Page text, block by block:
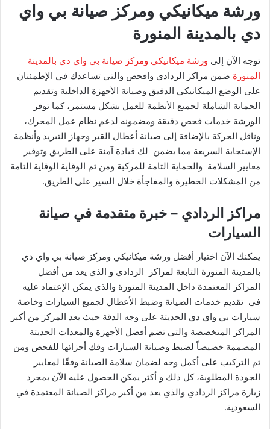
ورشة ميكانيكي ومركز صيانة بي واي
دي بالمدينة المنورة
توجه الآن إلى ورشة ميكانيكي ومركز صيانة بي واي دي بالمدينة
المنورة ضمن مراكز الردادي وافحص والتي تساعدك في الإطمئنان
على الوضع الميكانيكي الدقيق وصيانة الأجهزة الداخلية وتقديم
الحماية الشاملة لجميع الأنظمة للعمل بشكل مستمر، كما توفر
الورشة خدمات فحص دقيقة ومضمونه لدعم نظام عمل المحرك،
وناقل الحركة بالإضافة إلى صيانة أعطال القير وجهاز التبريد وأنظمة
الإستجابة السريعة مما يضمن لك قيادة آمنة على الطريق وتوفير
معايير السلامة والحماية التامة للمركبة ومن ثم الوقاية الوقاية التامة
من المشكلات الخطيرة والمفاجأة خلال السير على الطريق.
مراكز الردادي – خبرة متقدمة في صيانة
السيارات
يمكنك الآن اختيار أفضل ورشة ميكانيكي ومركز صيانة بي واي دي
بالمدينة المنورة التابعة لمراكز الردادي و الذي يعد من أفضل
المراكز المعتمدة داخل المدينة المنورة والذي يمكن الإعتماد عليه
في تقديم خدمات الصيانة وضبط الأعطال لجميع السيارات وخاصة
سيارات بي واي دي الحديثة على وجه الدقة حيث يعد المركز من أكبر
المراكز المتخصصة والتي تضم أفضل الأجهزة والمعدات الحديثة
المصممة خصيصاً لضبط وصيانة السيارات وفك أجزائها للفحص ومن
ثم التركيب على أكمل وجه لضمان سلامة الصيانة وفقًا لمعايير
الجودة المطلوبة، كل ذلك و أكثر يمكن الحصول عليه الآن بمجرد
زيارة مراكز الردادي والذي يعد من أكبر مراكز الصيانة المعتمدة في
السعودية.